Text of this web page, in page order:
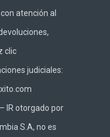
atención al
clic
judiciales:
IR otorgado por
S.A, no es